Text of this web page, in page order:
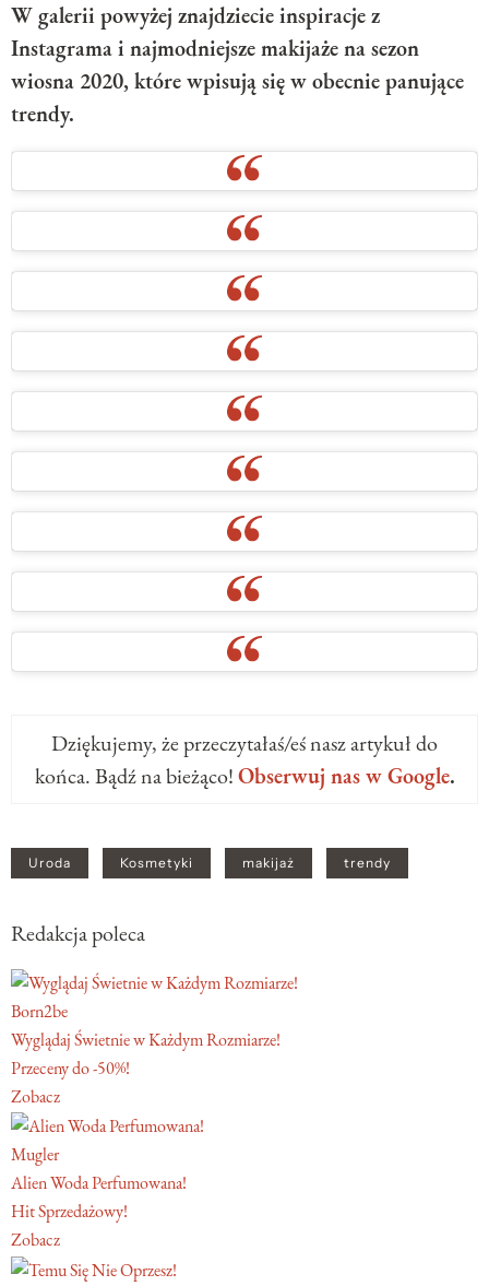
W galerii powyżej znajdziecie inspiracje z
Instagrama i najmodniejsze makijaże na sezon
wiosna 2020, które wpisują się w obecnie panujące
trendy.
Dziękujemy, że przeczytałaś/eś nasz artykuł do
końca. Bądź na bieżąco!Obserwuj nas w Google.
Uroda Kosmetyki makijaż trendy
Redakcja poleca
Born2be
Wyglądaj Świetnie w Każdym Rozmiarze!
Przeceny do -50%!
Zobacz
Mugler
Alien Woda Perfumowana!
Hit Sprzedażowy!
Zobacz